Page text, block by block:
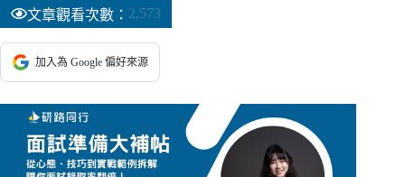
文章觀看次數： 2,573
加入為 Google 偏好來源